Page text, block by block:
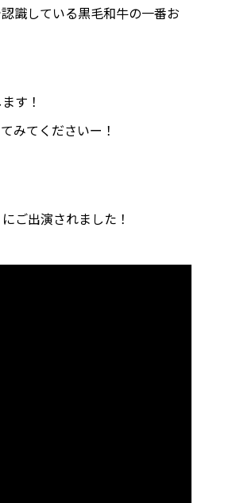
識している黒毛和牛の一番お
す！
みてくださいー！
ご出演されました！